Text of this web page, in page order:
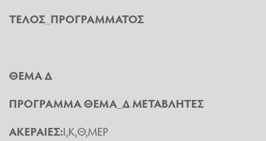
ΤΕΛΟΣ ΠΡΟΓΡΑΜΜΑΤΟΣ
ΘΕΜΑ Δ
ΠΡΟΓΡΑΜΜΑ ΘΕΜΑ_Δ ΜΕΤΑΒΛΗΤΕΣ
ΑΚΕΡΑΙΕΣ:Ι,Κ,Θ,ΜΕΡ